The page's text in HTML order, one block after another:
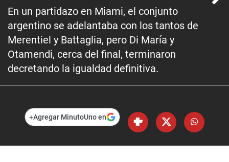
En un partidazo en Miami, el conjunto
argentino se adelantaba con los tantos de
Merentiel y Battaglia, pero Di María y
Otamendi, cerca del final, terminaron
decretando la igualdad definitiva.
+Agregar MinutoUno en